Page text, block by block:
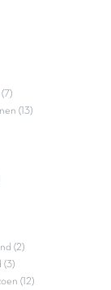
(13)
(2)
(3)
(12)